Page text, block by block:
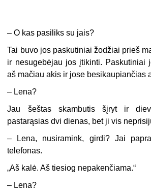
–O kas pasiliks su jais?
Tai buvo jos paskutiniai žodžiai prieš
ir nesugebėjau jos įtikinti. Paskutiniai
aš mačiau akis ir jose besikaupiančias
– Lena?
Jau šeštas skambutis šįryt ir
pastarąsias dvi dienas, bet ji vis
–
Lena, nusiramink, girdi? Jai
telefonas.
„Aš kalė. Aš tiesiog nepakenčiama.“
– Lena?